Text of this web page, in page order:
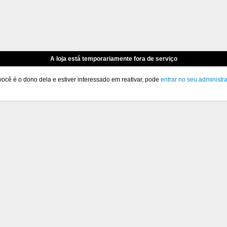
A loja está temporariamente fora de serviço
é o dono dela e estiver interessado em reativar, pode entrar no seu